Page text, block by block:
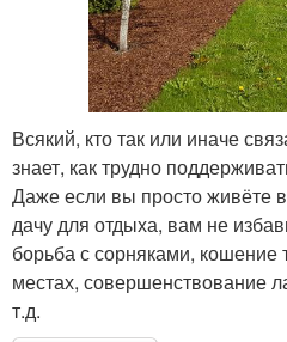
Всякий, кто так или иначе
знает, как трудно
Даже если вы просто живёте
дачу для отдыха, вам не
борьба с сорняками, кошение
местах, совершенствование
т.д.